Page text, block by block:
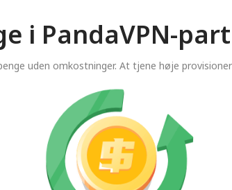
i PandaVPN-
uden omkostninger. At tjene høje